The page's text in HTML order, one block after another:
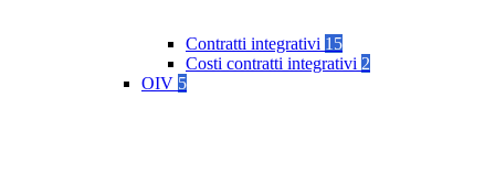
Contratti integrativi 15
Costi contratti integrativi 2
OIV 5